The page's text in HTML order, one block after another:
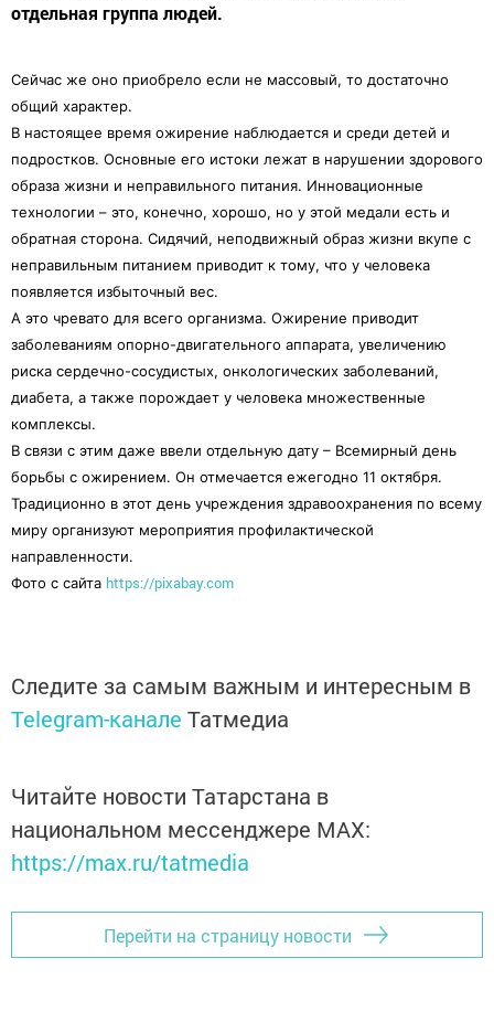
отдельная группа людей.
Сейчас же оно приобрело если не массовый, то достаточно
общий характер.
В настоящее время ожирение наблюдается и среди детей и
подростков. Основные его истоки лежат в нарушении здорового
образа жизни и неправильного питания. Инновационные
технологии – это, конечно, хорошо, но у этой медали есть и
обратная сторона. Сидячий, неподвижный образ жизни вкупе с
неправильным питанием приводит к тому, что у человека
появляется избыточный вес.
А это чревато для всего организма. Ожирение приводит
заболеваниям опорно-двигательного аппарата, увеличению
риска сердечно-сосудистых, онкологических заболеваний,
диабета, а также порождает у человека множественные
комплексы.
В связи с этим даже ввели отдельную дату – Всемирный день
борьбы с ожирением. Он отмечается ежегодно 11 октября.
Традиционно в этот день учреждения здравоохранения по всему
миру организуют мероприятия профилактической
направленности.
Фото с сайта https://pixabay.com
Следите за самым важным и интересным в
Telegram-канале Татмедиа
Читайте новости Татарстана в
национальном мессенджере MАХ:
https://max.ru/tatmedia
Перейти на страницу новости